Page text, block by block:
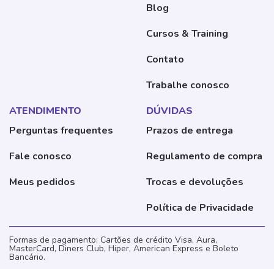
Blog
Cursos & Training
Contato
Trabalhe conosco
ATENDIMENTO
Perguntas frequentes
Fale conosco
Meus pedidos
DÚVIDAS
Prazos de entrega
Regulamento de compra
Trocas e devoluções
Política de Privacidade
Formas de pagamento: Cartões de crédito Visa, Aura,
MasterCard, Diners Club, Hiper, American Express e Boleto
Bancário.